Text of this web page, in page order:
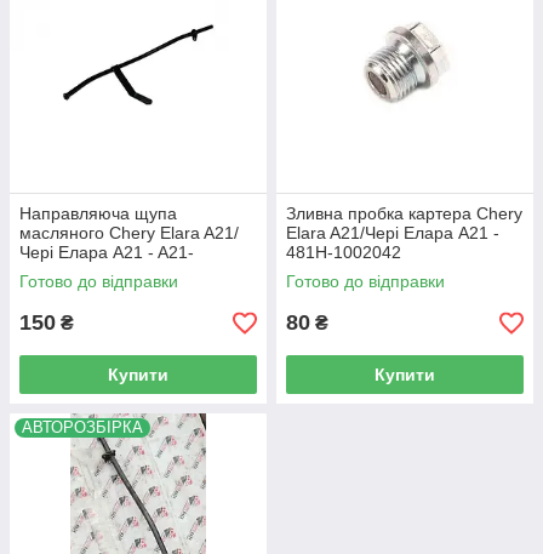
Направляюча щупа
масляного Chery Elara A21/
Чері Елара A21 - A21-
1009112
Готово до відправки
150 ₴
Купити
Зливна пробка картера Chery
Elara A21/Чері Елара A21 -
481H-1002042
Готово до відправки
80 ₴
Купити
АВТОРОЗБІРКА